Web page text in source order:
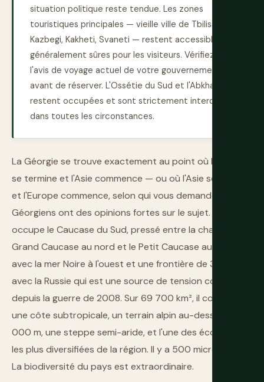
situation politique reste tendue. Les zones
touristiques principales — vieille ville de Tbilissi,
Kazbegi, Kakheti, Svaneti — restent accessibles et
généralement sûres pour les visiteurs. Vérifiez
l'avis de voyage actuel de votre gouvernement
avant de réserver. L'Ossétie du Sud et l'Abkhazie
restent occupées et sont strictement interdites
dans toutes les circonstances.
La Géorgie se trouve exactement au point où l'Europe
se termine et l'Asie commence — ou où l'Asie se termine
et l'Europe commence, selon qui vous demandez, et les
Géorgiens ont des opinions fortes sur le sujet. Le pays
occupe le Caucase du Sud, pressé entre la chaîne du
Grand Caucase au nord et le Petit Caucase au sud,
avec la mer Noire à l'ouest et une frontière de 362 km
avec la Russie qui est une source de tension continue
depuis la guerre de 2008. Sur 69 700 km², il contient
une côte subtropicale, un terrain alpin au-dessus de 5
000 m, une steppe semi-aride, et l'une des écologies
les plus diversifiées de la région. Il y a 500 microclimats.
La biodiversité du pays est extraordinaire.